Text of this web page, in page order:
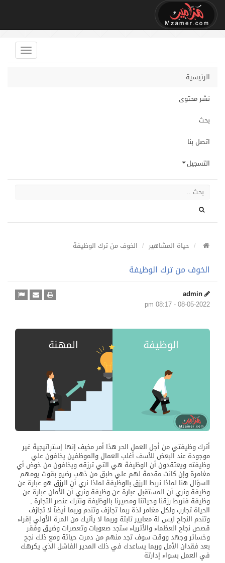
الرئيسية
نشر محتوى
بحث
اتصل بنا
التسجيل
حياة المشاهير الخوف من ترك الوظيفة
الخوف من ترك الوظيفة
admin
08-05-2022 - 08:17 pm
أترك وظيفتي من أجل العمل الحر هذا أمر مخيف إنها إستراتيجية غير
موجودة عند البعض للأسف أغلب العمال والموظفين يخافون علي
وظيفته ويعتقدون أن الوظيفة هي التي ترزقه ويخافون من خوض أي
مغامرة وإن كانت مقدمة لهم علي طبق من ذهب رضيو بقوت يومهم
السؤال هنا لماذا نربط الرزق بالوظيفة لماذا نري أن الرزق هو عبارة عن
وظيفة ونري أن المستقبل عبارة عن وظيفة ونري أن الأمان عبارة عن
وظيفة فنربط رزقنا وحياتنا ومصيرنا بالوظيفة ونترك عنصر التجارة ,
الحياة تجارب ولكل مغامر لذة ربما تجازف وتندم وربما أيضآ لا تجازف
وتندم النجاح ليس لة معايير ثابتة وربما لا يأتيك من المرة الأولي إقراء
قصص نجاح العظماء والأثرياء ستجد صعوبات وتعصرات وضيق وفقر
وخسائر وجهد ووقت سوف تجد منهم من دمرت حياتة ومع ذلك نجح
بعد فقدان الأمل وربما يساعدك في ذلك المدير الفاشل الذي يكرهك
في العمل بسواء إدارتة